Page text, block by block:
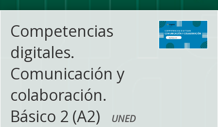
Competencias
digitales.
Comunicación y
colaboración.
Básico 2 (A2)
UNED